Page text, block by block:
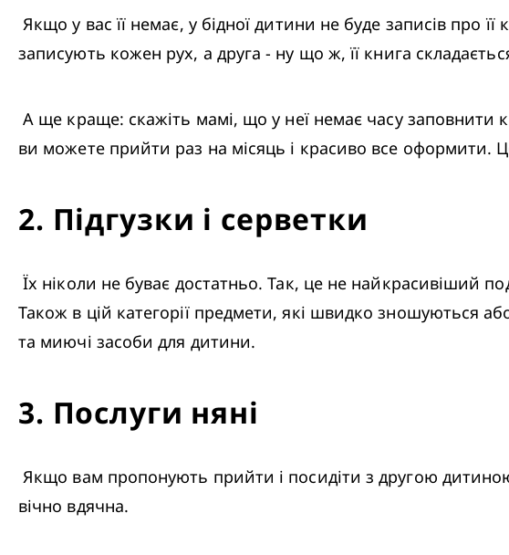
записують кожен рух, а друга - ну що ж, її книга
А ще краще: скажіть мамі, що у неї немає часу заповнити книгу, вона може скидати речі на подушку або настінний календар. Потім
ви можете прийти раз на місяць і красиво все оформити.
2. Підгузки і серветки
Їх ніколи не буває достатньо. Так, це не найкрасивіший подарунок майбутній мамі, але поза сумнівом, найбільш довгоочікуваний.
Також в цій категорії предмети, які швидко зношуються
та миючі засоби для дитини.
3. Послуги няні
вічно вдячна.